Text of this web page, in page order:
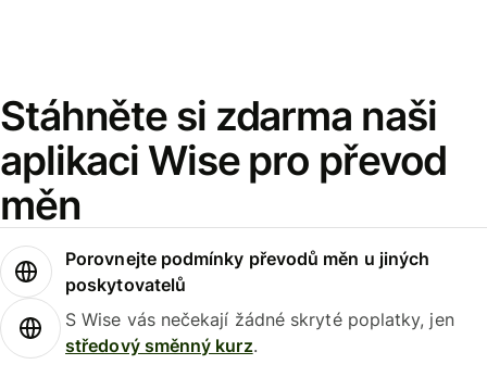
Stáhněte si zdarma naši
aplikaci Wise pro převod
měn
Porovnejte podmínky převodů měn u jiných
poskytovatelů
S Wise vás nečekají žádné skryté poplatky, jen
středový směnný kurz.